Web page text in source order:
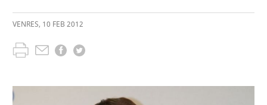
VENRES, 10 FEB 2012